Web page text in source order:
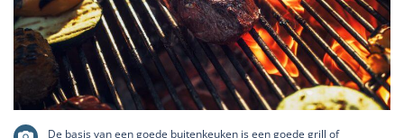
De basis van een goede buitenkeuken is een goede grill of